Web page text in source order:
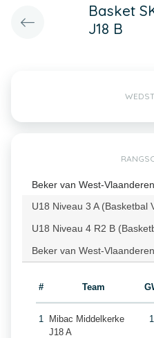
Basket
J18 B
Beker van West-
U18 Niveau 3 A (Basketbal
U18 Niveau 4 R2 B
Beker van West-
# Team
1
Mibac Middelkerke
J18 A
1